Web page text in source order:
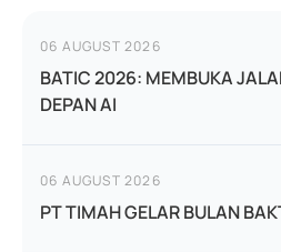
06 AUGUST 2026
BATIC 2026: MEMBUKA
DEPAN AI
06 AUGUST 2026
PT TIMAH GELAR BULAN